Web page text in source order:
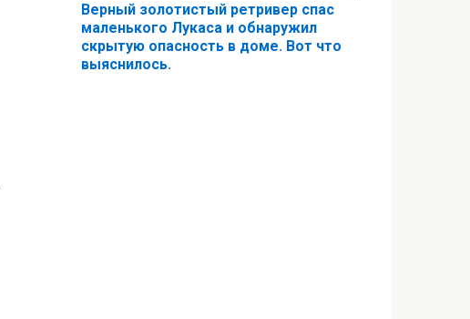
Верный золотистый ретривер спас
маленького Лукаса и обнаружил
скрытую опасность в доме. Вот что
выяснилось.